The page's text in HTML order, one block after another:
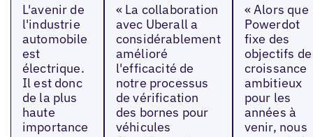
L'avenir de
l'industrie
automobile
est
électrique.
Il est donc
de la plus
haute
importance
« La collaboration
avec Uberall a
considérablement
amélioré
l'efficacité de
notre processus
de vérification
des bornes pour
véhicules
« Alors que
Powerdot
fixe des
objectifs de
croissance
ambitieux
pour les
années à
venir, nous